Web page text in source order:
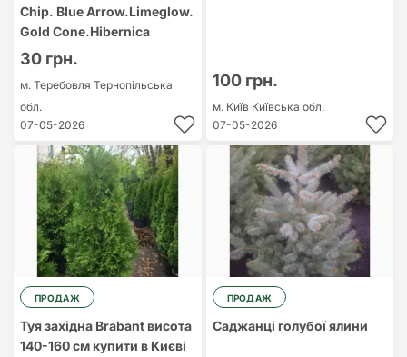
Chip. Blue Arrow.Limeglow.
Gold Cone.Hibernica
30 грн.
м. Теребовля Тернопільська
обл.
07-05-2026
100 грн.
м. Київ Київська обл.
07-05-2026
ПРОДАЖ
Туя західна Brabant висота
140-160 см купити в Києві
ПРОДАЖ
Саджанці голубої ялини